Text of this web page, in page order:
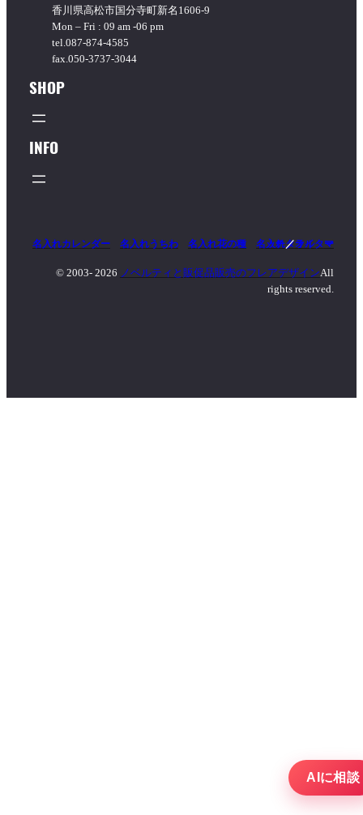
香川県高松市国分寺町新名1606-9
Mon – Fri : 09 am -06 pm
tel.087-874-4585
fax.050-3737-3044
SHOP
INFO
名入れカレンダー 名入れうちわ 名入れ花の種 名入れタオル
マッチ／ライター
© 2003- 2026 ノベルティと販促品販売のフレアデザインAll
rights reserved.
AIに相談